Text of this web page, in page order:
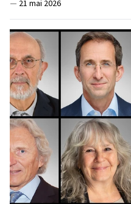
— 21 mai 2026